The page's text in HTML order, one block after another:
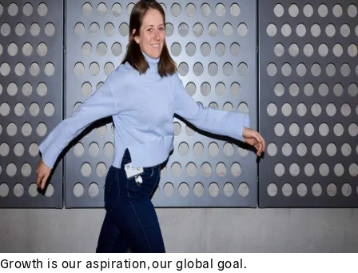
Growth is our aspiration, our global goal.